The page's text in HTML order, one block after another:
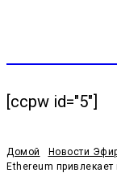
[ccpw id="5"]
Домой Новости
Ethereum